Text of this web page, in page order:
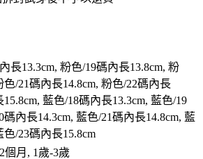
長13.3cm, 粉色/19碼內長13.8cm, 粉
色/21碼內長14.8cm, 粉色/22碼內長
藍色/18碼內長13.3cm, 藍色/19
內長14.3cm, 藍色/21碼內長14.8cm, 藍
色/23碼內長15.8cm
個月, 1歲-3歲